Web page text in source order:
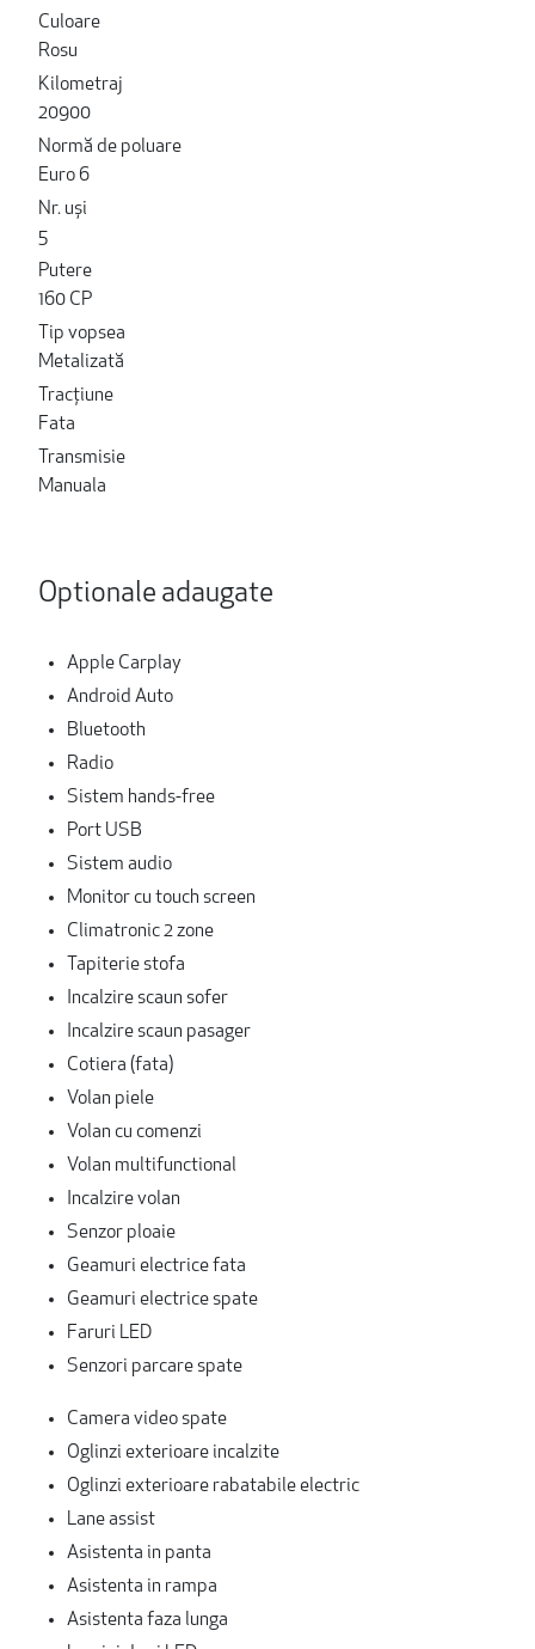
Culoare
Rosu
Kilometraj
20900
Normă de poluare
Euro 6
Nr. uși
5
Putere
160 CP
Tip vopsea
Metalizată
Tracțiune
Fata
Transmisie
Manuala
Optionale adaugate
Apple Carplay
Android Auto
Bluetooth
Radio
Sistem hands-free
Port USB
Sistem audio
Monitor cu touch screen
Climatronic 2 zone
Tapiterie stofa
Incalzire scaun sofer
Incalzire scaun pasager
Cotiera (fata)
Volan piele
Volan cu comenzi
Volan multifunctional
Incalzire volan
Senzor ploaie
Geamuri electrice fata
Geamuri electrice spate
Faruri LED
Senzori parcare spate
Camera video spate
Oglinzi exterioare incalzite
Oglinzi exterioare rabatabile electric
Lane assist
Asistenta in panta
Asistenta in rampa
Asistenta faza lunga